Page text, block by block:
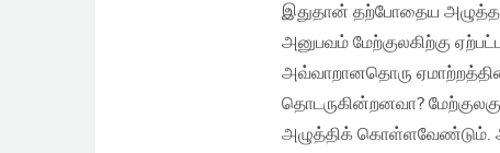
இதுதான் தற்போதைய
அனுபவம் மேற்குலகிற்கு
அவ்வாறானதொரு
தொடருகின்றனவா?
அழுத்திக் கொள்ளவேண்டும்.